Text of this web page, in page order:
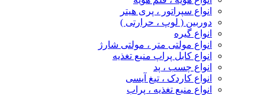
انواع سپراتور ، پری هیتر
دوربین ( لوپ ، حرارتی )
انواع گیره
انواع مولتی متر ، مولتی شارژ
انواع کابل پراپ منبع تغذیه
انواع چسب ، پد
انواع کاردک ، تیغ آیسی
انواع منبع تغذیه ، پراب